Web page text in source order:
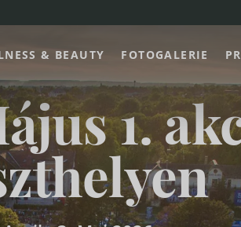
& BEAUTY FOTOGALERIE
1.